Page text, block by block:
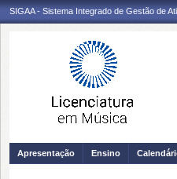
SIGAA - Sistema Integrado de Gestão de
Apresentação Ensino